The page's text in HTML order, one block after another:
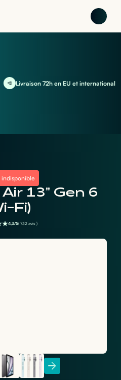
Livraison 72h en EU et international
indisponible
13" Gen 6
Fi)
4,3/5( 732 avis )